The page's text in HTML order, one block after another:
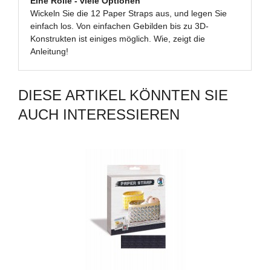
Wickeln Sie die 12 Paper Straps aus, und legen Sie
einfach los. Von einfachen Gebilden bis zu 3D-
Konstrukten ist einiges möglich. Wie, zeigt die
Anleitung!
DIESE ARTIKEL KÖNNTEN SIE
AUCH INTERESSIEREN